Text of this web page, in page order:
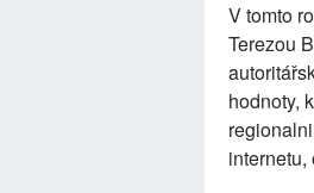
V tomto
Terezou
hodnoty,
internetu,